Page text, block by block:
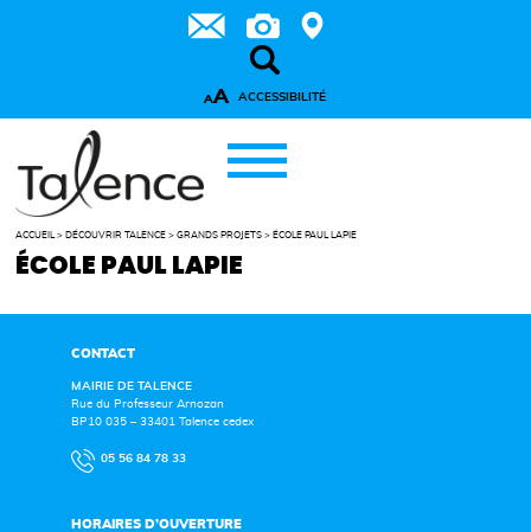
AA ACCESSIBILITÉ
ACCUEIL > DÉCOUVRIR TALENCE >GRANDS PROJETS > ÉCOLE PAUL LAPIE
ÉCOLE PAUL LAPIE
CONTACT
MAIRIE DE TALENCE
Rue du Professeur Arnozan
BP10 035 – 33401 Talence cedex
05 56 84 78 33
HORAIRES D’OUVERTURE